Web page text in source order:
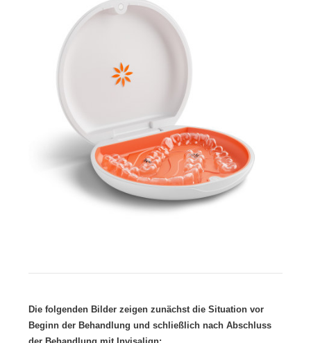
Die folgenden Bilder zeigen zunächst die Situation vor
Beginn der Behandlung und schließlich nach Abschluss